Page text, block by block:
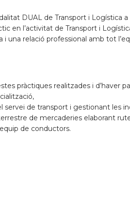
DUAL de Transport i Logística a
en l’activitat de Transport i
relació professional amb tot
pràctiques realitzades i d’haver
de transport i gestionant les
de mercaderies elaborant
de conductors.